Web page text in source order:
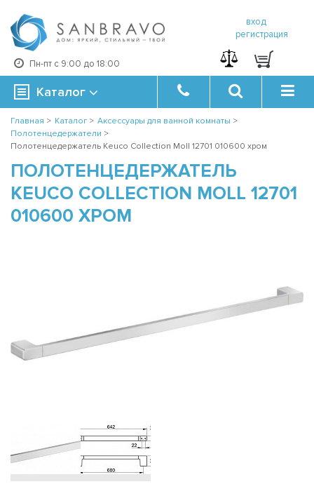
Пн-пт с 9:00 до 18:00
вход
регистрация
Каталог
Главная > Каталог > Аксессуары для ванной комнаты >
Полотенцедержатели >
Полотенцедержатель Keuco Collection Moll 12701 010600 хром
ПОЛОТЕНЦЕДЕРЖАТЕЛЬ
KEUCO COLLECTION MOLL 12701
010600 ХРОМ